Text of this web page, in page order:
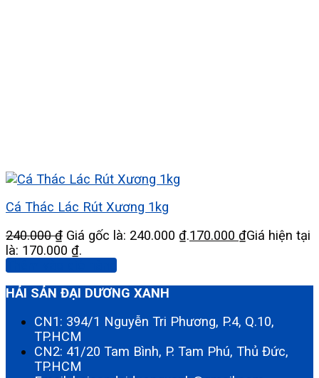
Cá Thác Lác Rút Xương 1kg
240.000₫ Giá gốc là: 240.000 ₫.170.000 ₫Giá hiện tại
là: 170.000 ₫.
Thêm vào giỏ hàng
HẢI SẢN ĐẠI DƯƠNG XANH
CN1: 394/1 Nguyễn Tri Phương, P.4, Q.10,
TP.HCM
CN2: 41/20 Tam Bình, P. Tam Phú, Thủ Đức,
TP.HCM